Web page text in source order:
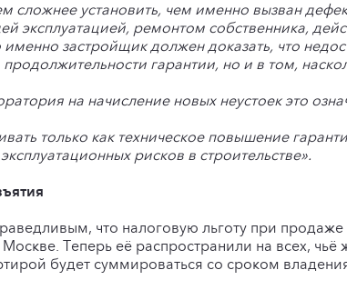
сложнее установить, чем именно вызван
эксплуатацией, ремонтом собственника,
застройщик должен доказать, что
гарантии, но и в том,
на начисление новых неустоек это
только как техническое повышение
рисков в строительстве».
что налоговую льготу при
Теперь её распространили на всех,
будет суммироваться со сроком